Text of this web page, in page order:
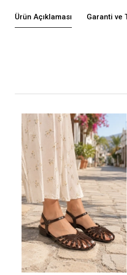
Ürün Açıklaması Garanti ve